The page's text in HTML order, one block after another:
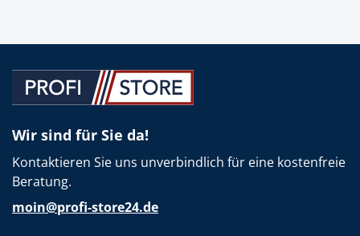
Wir sind für Sie da!
Kontaktieren Sie uns unverbindlich für eine kostenfreie
Beratung.
moin@profi-store24.de